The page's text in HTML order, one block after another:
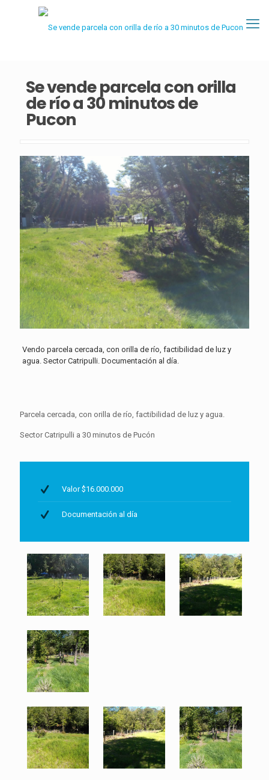
Se vende parcela con orilla
de río a 30 minutos de
Pucon
Vendo parcela cercada, con orilla de río, factibilidad de luz y
agua. Sector Catripulli. Documentación al día.
Parcela cercada, con orilla de río, factibilidad de luz y agua.
Sector Catripulli a 30 minutos de Pucón
Valor $16.000.000
Documentación al día